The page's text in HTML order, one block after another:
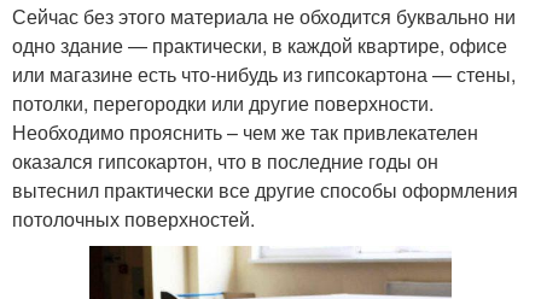
Сейчас без этого материала не обходится буквально ни
одно здание — практически, в каждой квартире, офисе
или магазине есть что-нибудь из гипсокартона — стены,
потолки, перегородки или другие поверхности.
Необходимо прояснить – чем же так привлекателен
оказался гипсокартон, что в последние годы он
вытеснил практически все другие способы оформления
потолочных поверхностей.